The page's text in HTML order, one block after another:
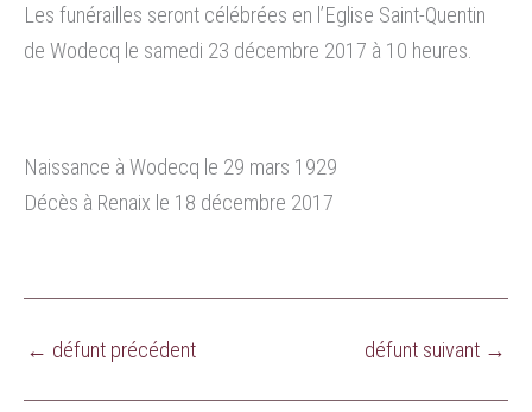
Les funérailles seront célébrées en l’Eglise Saint-Quentin
de Wodecq le samedi 23 décembre 2017 à 10 heures.
Naissance à Wodecq le 29 mars 1929
Décès à Renaix le 18 décembre 2017
← défunt précédent défunt suivant →